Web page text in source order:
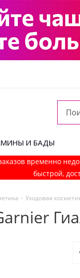
И БАДЫ
временно
быстрой,
- Уходовая